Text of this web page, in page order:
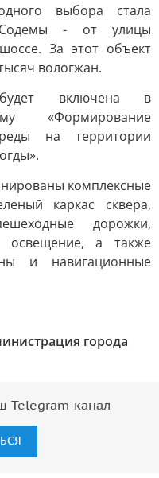
выбора стала
- от улицы
За этот объект
вологжан.
включена в
«Формирование
на территории
комплексные
каркас сквера,
дорожки,
освещение, а также
и навигационные
города
Telegram-канал